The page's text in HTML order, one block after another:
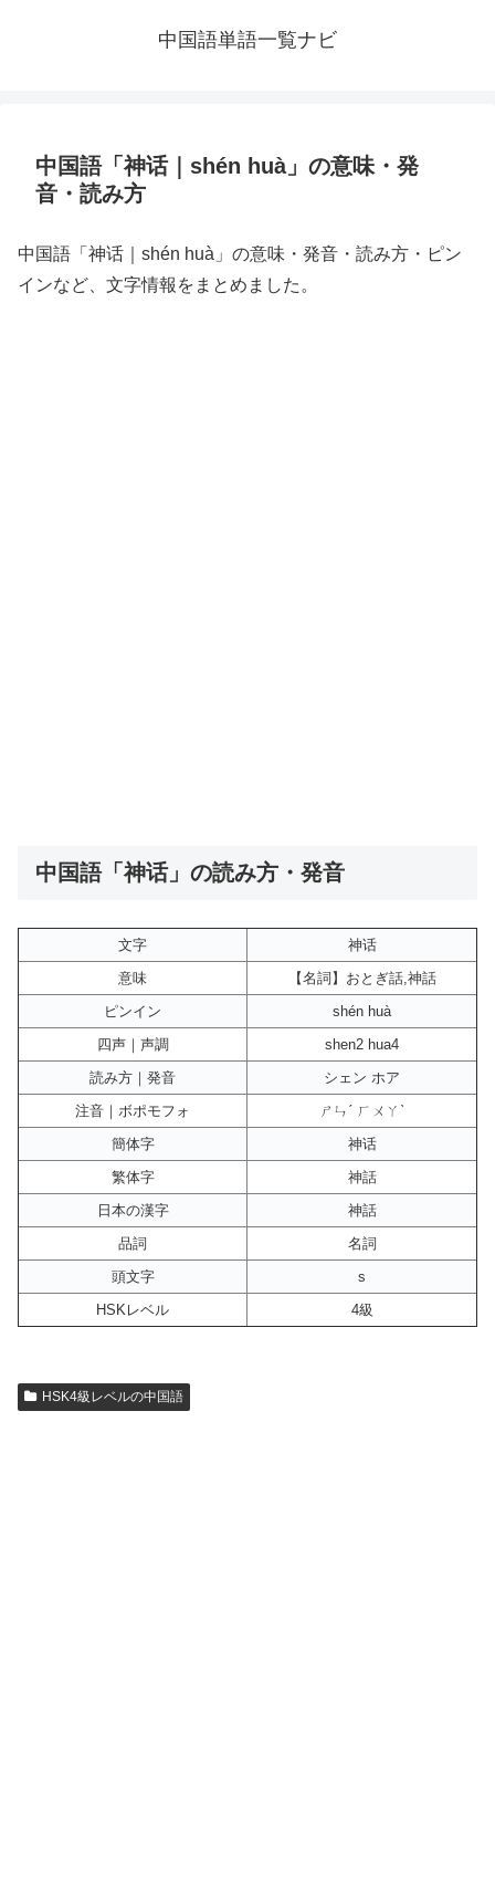
中国語単語一覧ナビ
中国語「神话｜shén huà」の意味・発
音・読み方
中国語「神话｜shén huà」の意味・発音・読み方・ピン
インなど、文字情報をまとめました。
中国語「神话」の読み方・発音
文字
神话
意味
【名詞】おとぎ話,神話
ピンイン
shén huà
四声｜声調
shen2 hua4
読み方｜発音
シェン ホア
注音｜ボポモフォ
ㄕㄣˊ ㄏㄨㄚˋ
簡体字
神话
繁体字
神話
日本の漢字
神話
品詞
名詞
頭文字
s
HSKレベル
4級
HSK4級レベルの中国語